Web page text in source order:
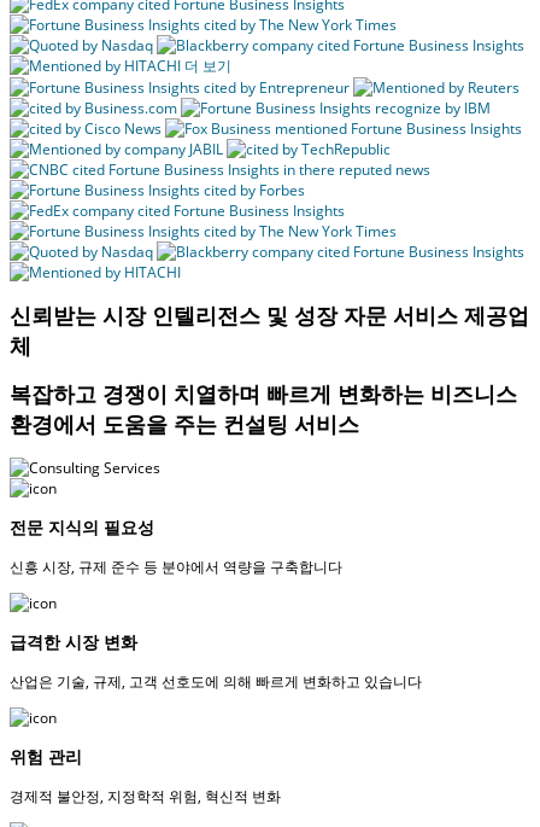
더 보기
신뢰받는 시장 인텔리전스 및 성장 자문 서비스 제공업
체
복잡하고 경쟁이 치열하며 빠르게 변화하는 비즈니스
환경에서 도움을 주는 컨설팅 서비스
전문 지식의 필요성
신흥 시장, 규제 준수 등 분야에서 역량을 구축합니다
급격한 시장 변화
산업은 기술, 규제, 고객 선호도에 의해 빠르게 변화하고 있습니다
위험 관리
경제적 불안정, 지정학적 위험, 혁신적 변화